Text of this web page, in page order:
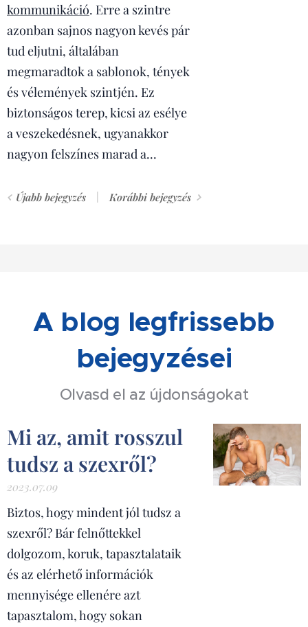
kommunikáció. Erre a szintre
azonban sajnos nagyon kevés pár
tud eljutni, általában
megmaradtok a sablonok, tények
és vélemények szintjén. Ez
biztonságos terep, kicsi az esélye
a veszekedésnek, ugyanakkor
nagyon felszínes marad a...
Újabb bejegyzés Korábbi bejegyzés
A blog legfrissebb
bejegyzései
Olvasd el az újdonságokat
Mi az, amit rosszul
tudsz a szexről?
2023.07.09
Biztos, hogy mindent jól tudsz a
szexről? Bár felnőttekkel
dolgozom, koruk, tapasztalataik
és az elérhető információk
mennyisége ellenére azt
tapasztalom, hogy sokan